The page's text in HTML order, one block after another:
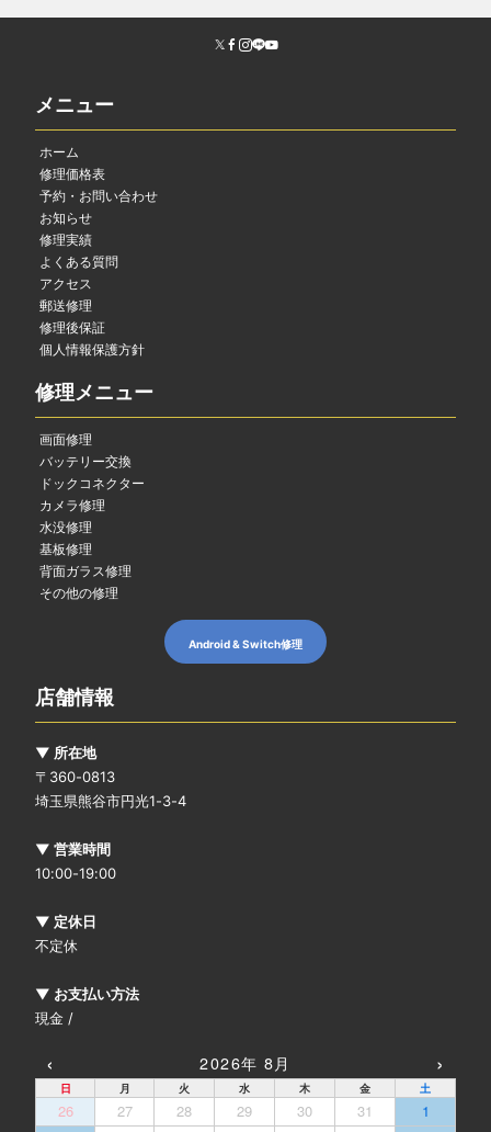
メニュー
ホーム
修理価格表
予約・お問い合わせ
お知らせ
修理実績
よくある質問
アクセス
郵送修理
修理後保証
個人情報保護方針
修理メニュー
画面修理
バッテリー交換
ドックコネクター
カメラ修理
水没修理
基板修理
背面ガラス修理
その他の修理
Android & Switch修理
店舗情報
▼ 所在地
〒360-0813
埼玉県熊谷市円光1-3-4
▼ 営業時間
10:00-19:00
▼ 定休日
不定休
▼ お支払い方法
現金 /
‹ 2026年 8月 ›
日 月 火 水 木 金 土
26 27 28 29 30 31
1